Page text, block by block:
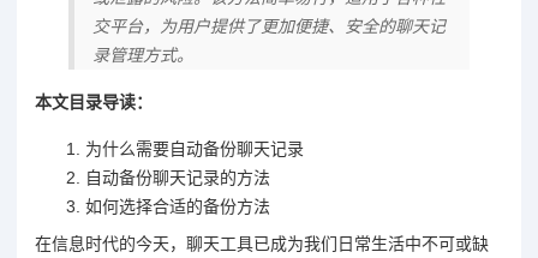
交平台，为用户提供了更加便捷、安全的聊天记
录管理方式。
本文目录导读：
为什么需要自动备份聊天记录
自动备份聊天记录的方法
如何选择合适的备份方法
在信息时代的今天，聊天工具已成为我们日常生活中不可或缺